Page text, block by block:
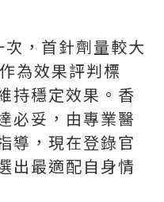
，首針劑量較大
為效果評判標
持穩定效果。香
必妥，由專業醫
導，現在登錄官
出最適配自身情